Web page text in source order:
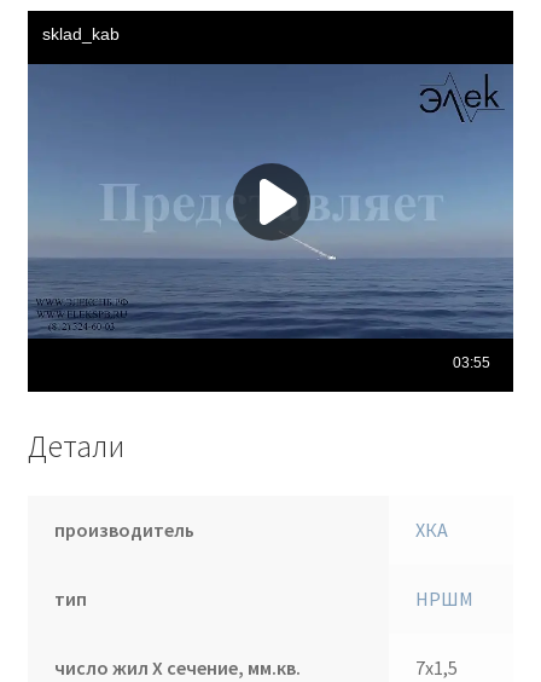
Детали
производитель ХКА
тип НРШМ
число жил Х сечение, мм.кв. 7х1,5